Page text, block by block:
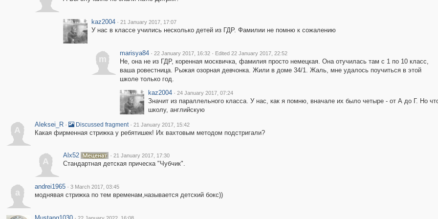
kaz2004 · 21 January 2017, 17:07
У нас в классе учились несколько детей из ГДР. Фамилии не помню к сожалению
m
marisya84 · 22 January 2017, 16:32 · Edited 22 January 2017, 22:52
Не, она не из ГДР, коренная москвичка, фамилия просто немецкая. Она отучилась там с 1 по 10 класс,
ваша ровестница. Рыжая озорная девчонка. Жили в доме 34/1. Жаль, мне удалось поучиться в этой
школе только год.
kaz2004 · 24 January 2017, 07:24
Значит из параллельного класса. У нас, как я помню, вначале их было четыре - от А до Г. Но
школу, английскую
A
Aleksei_R · Discussed fragment · 21 January 2017, 15:42
Какая фирменная стрижка у ребятишек! Их вахтовым методом подстригали?
A
Alx52 · 21 January 2017, 17:30
Стандартная детская прическа "Чубчик".
a
andrei1965 · 3 March 2017, 03:45
моднявая стрижка по тем временам,называется детский бокс))